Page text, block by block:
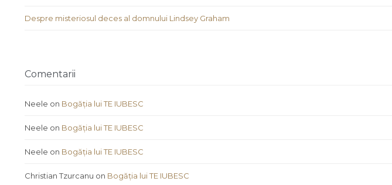
Despre misteriosul deces al domnului Lindsey Graham
Comentarii
Neele on Bogăția lui TE IUBESC
Neele on Bogăția lui TE IUBESC
Neele on Bogăția lui TE IUBESC
Christian Tzurcanu on Bogăția lui TE IUBESC